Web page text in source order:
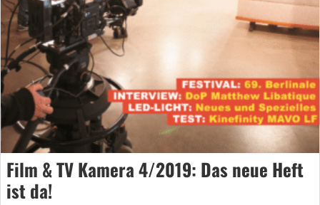
Film & TV Kamera 4/2019: Das neue Heft
ist da!